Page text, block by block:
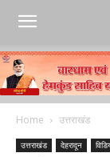
Home उत्तराखंड
उत्तराखंड देहरादून